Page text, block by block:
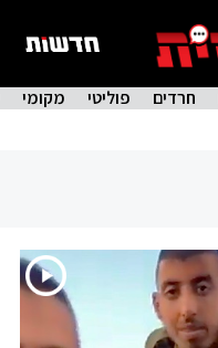
חרדים פוליטי מקומי